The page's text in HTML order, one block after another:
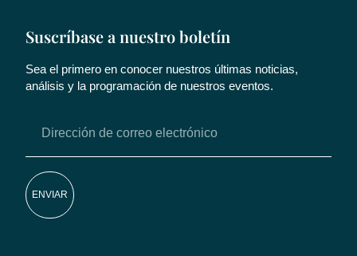
Suscríbase a nuestro boletín
Sea el primero en conocer nuestros últimas noticias,
análisis y la programación de nuestros eventos.
ENVIAR